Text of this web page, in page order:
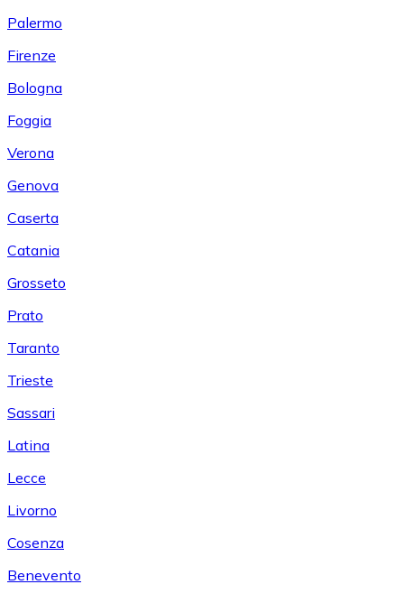
Palermo
Firenze
Bologna
Foggia
Verona
Genova
Caserta
Catania
Grosseto
Prato
Taranto
Trieste
Sassari
Latina
Lecce
Livorno
Cosenza
Benevento